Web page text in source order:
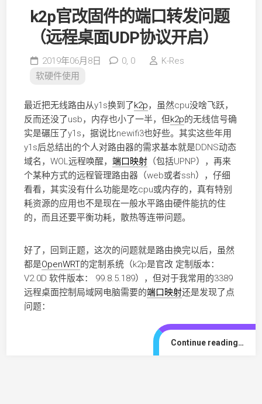
k2p官改固件的端口转发问题
（远程桌面UDP协议开启）
2019年06月8日 0, 0
K-Res
软硬件使用
最近把无线路由从y1s换到了k2p，虽然cpu没啥飞跃，
反而还没了usb，内存也小了一半，但k2p的无线信号确
实是碾压了y1s，据说比newifi3也好些。其实这些年用
y1s后总结出的个人对路由器的需求基本就是DDNS动态
域名，WOL远程唤醒， 端口映射（包括UPNP），再来
个某种方式的远程管理路由器（web或者ssh），仔细
看看，其实没有什么功能是吃cpu或内存的，真有特别
耗资源的应用也不是现在一般水平路由硬件能抗的住
的，而且还要平衡功耗，散热等连带问题。
好了，回到正题，这次的问题就是路由换完以后，虽然
都是OpenWRT的定制系统（k2p是官改 定制版本：
V2.0D 软件版本： 99.8.5.189），但对于我常用的3389
远程桌面控制局域网电脑需要的端口映射还是发现了点
问题：
Continue reading…